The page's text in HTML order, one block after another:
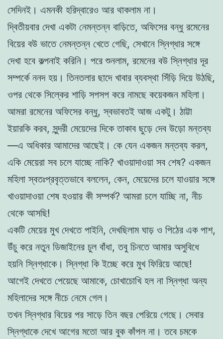
সেদিনই। এমনকী হরিদ্বারেও আর থাকলাম না।
দ্বিতীয়বার দেখা একটা নেমন্তন্ন বাড়িতে, অফিসের বন্ধু রমেনের
বিয়ের বউ ভাতে নেমন্তন্ন খেতে গেছি, সেখানে স্নিগ্ধার সঙ্গে
দেখা হবে কল্পনাই করিনি। পরে শুনলাম, রমেনের বউ স্নিগ্ধার দূর
সম্পর্কে ননদ হয়। তিনতলার ছাদে খাবার ব্যবস্থা সিঁড়ি দিয়ে উঠছি,
ওপর থেকে সিল্কের শাড়ি সপসপ করে নামছে কয়েকজন মহিলা।
আমরা রমেনের অফিসের বন্ধু, স্বভাবতই আজ একটু। ঠাট্টা
ইয়ারকি করব, সুন্দরী মেয়েদের দিকে তাকাব ছুড়ে দেব উড়ো মন্তব্য
—এ অধিকার আমাদের আছেই। কে যেন একজন মন্তব্য করল,
একি মেয়েরা সব চলে যাচ্ছে নাকি? খাওয়াদাওয়া সব শেষ? একজন
মহিলা স্বতঃপ্রবৃত্তভাবে বললেন, কেন, মেয়েদের চলে যাওয়ার সঙ্গে
খাওয়াদাওয়া শেষ হওয়ার কী সম্পর্ক? আমরা চলে যাচ্ছি না, নীচ
থেকে আসছি!
একটি মেয়ের মুখ দেখতে পাইনি, দেখছিলাম ঘাড় ও পিঠের এক পাশ,
উঁচু করে নতুন ডিজাইনের চুল বাঁধা, তবু চিনতে আমার অসুবিধে
হয়নি স্নিগ্ধাকে। স্নিগ্ধা কি ইচ্ছে করে মুখ ফিরিয়ে আছে!
আগেই দেখতে পেয়েছে আমাকে, চোখাচোখি হল না স্নিগ্ধা অন্য
মহিলাদের সঙ্গে নীচে নেমে গেল।
তখন স্নিগ্ধার বিয়ের পর সাড়ে তিন বছর পেরিয়ে গেছে। সেবার
স্নিগ্ধাকে দেখে আগের মতো আর বুক কাঁপল না। তবে চমকে